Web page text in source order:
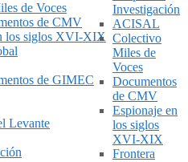
de Voces
de CMV
los siglos XVI-XIX
de GIMEC
Levante
Investigación
ACISAL
Colectivo
Miles de
Voces
Documentos
de CMV
Espionaje en
los siglos
XVI-XIX
Frontera